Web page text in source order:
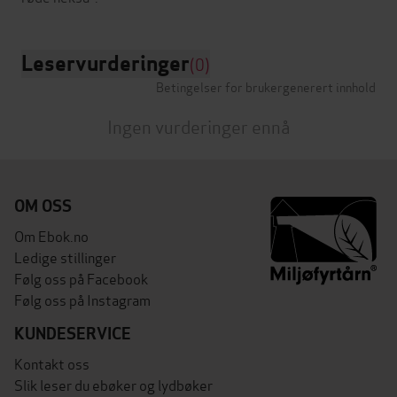
Leservurderinger(0)
Betingelser for brukergenerert innhold
Ingen vurderinger ennå
OM OSS
Om Ebok.no
Ledige stillinger
Følg oss på Facebook
Følg oss på Instagram
KUNDESERVICE
Kontakt oss
Slik leser du ebøker og lydbøker